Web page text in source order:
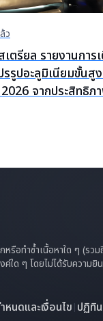
ว
ตรียล รายงานการ
รูปอะลูมิเนียมขั้นสู
จากประสิทธิภ
ตลาด
รือทำซ้ำเนื้อหาใด ๆ (รว
ค์ใด ๆ โดยไม่ได้รับความ
หนดและเงื่อนไข | ปฏิทิ